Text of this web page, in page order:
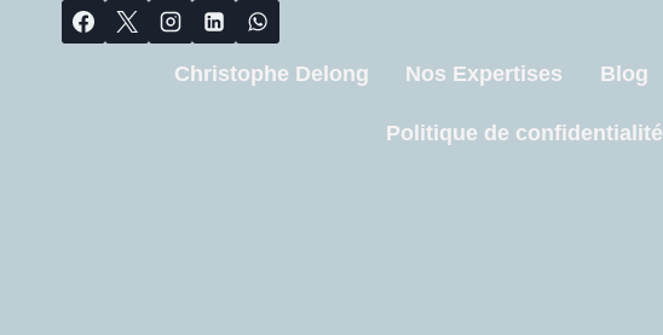
Christophe Delong Nos Expertises Blog
Politique de confidentialité